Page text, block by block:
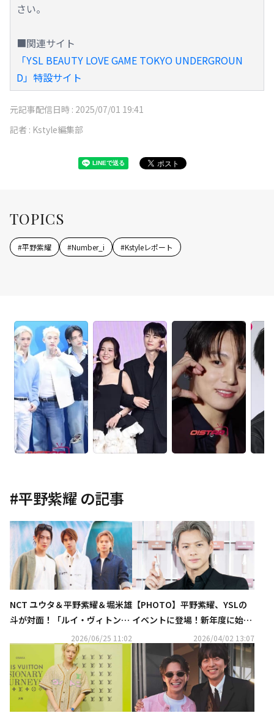
さい。
■関連サイト
「YSL BEAUTY LOVE GAME TOKYO UNDERGROUN
D」特設サイト
元記事配信日時 : 2025/07/01 19:41
記者 : Kstyle編集部
TOPICS
#平野紫耀 #Number_i #Kstyleレポート
#平野紫耀 の記事
NCT ユウタ＆平野紫耀＆堀米雄
斗が対面！「ルイ・ヴィトン」
ファッションショーでの豪華シ
2026/06/25 11:02
【PHOTO】平野紫耀、YSLの
イベントに登場！新年度に始め
たいことは「1人でキャンプに
行きたい」（動画あり）
2026/04/02 13:07